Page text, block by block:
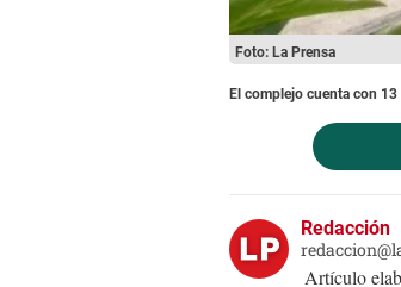
Foto: La Prensa
El complejo cuenta con 13
Redacción
Artículo